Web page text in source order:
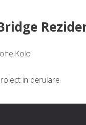
in derulare